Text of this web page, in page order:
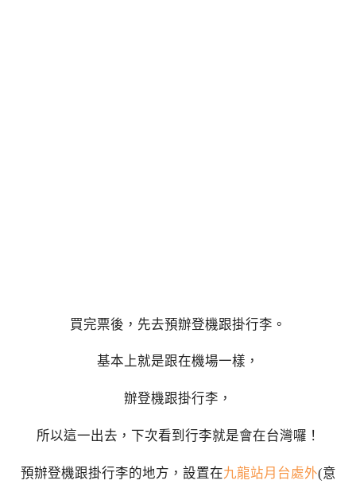
買完票後，先去預辦登機跟掛行李。
基本上就是跟在機場一樣，
辦登機跟掛行李，
所以這一出去，下次看到行李就是會在台灣囉！
預辦登機跟掛行李的地方，設置在九龍站月台處外(意